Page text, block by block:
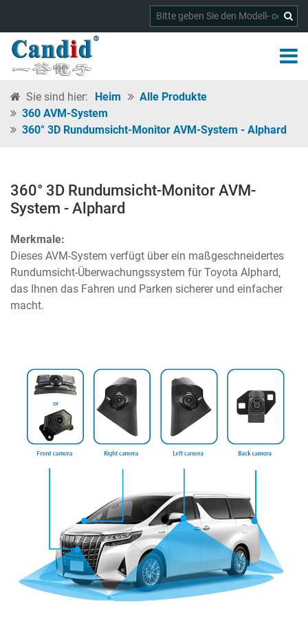
Sie sind hier: Heim
Alle Produkte
360 AVM-System
360° 3D Rundumsicht-Monitor AVM-System - Alphard
360° 3D Rundumsicht-Monitor AVM-
System - Alphard
Merkmale:
Dieses AVM-System verfügt über ein maßgeschneidertes
Rundumsicht-Überwachungssystem für Toyota Alphard,
das Ihnen das Fahren und Parken sicherer und einfacher
macht.